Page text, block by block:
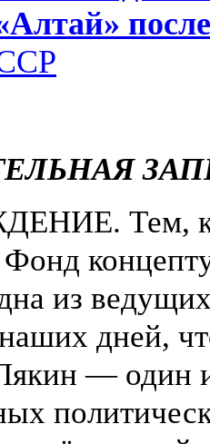
Тем,
из ведущих
дней,
— один